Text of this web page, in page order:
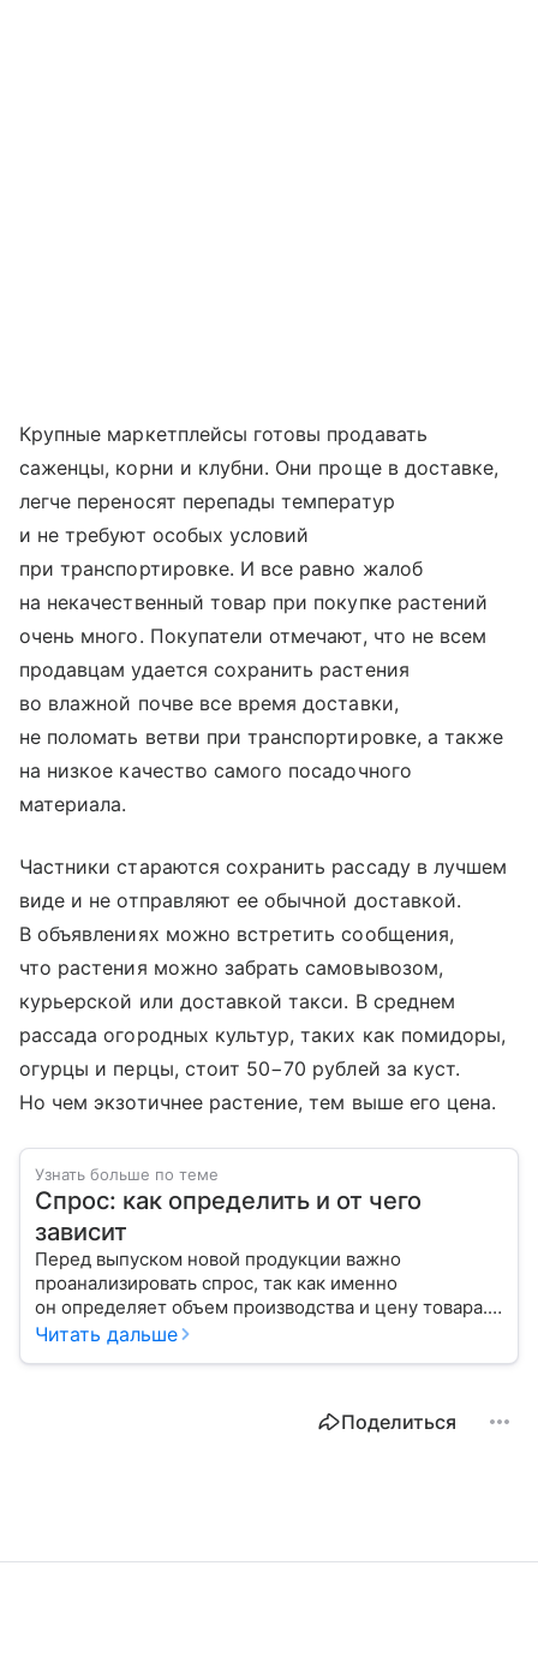
Крупные маркетплейсы готовы продавать
саженцы, корни и клубни. Они проще в доставке,
легче переносят перепады температур
и не требуют особых условий
при транспортировке. И все равно жалоб
на некачественный товар при покупке растений
очень много. Покупатели отмечают, что не всем
продавцам удается сохранить растения
во влажной почве все время доставки,
не поломать ветви при транспортировке, а также
на низкое качество самого посадочного
материала.
Частники стараются сохранить рассаду в лучшем
виде и не отправляют ее обычной доставкой.
В объявлениях можно встретить сообщения,
что растения можно забрать самовывозом,
курьерской или доставкой такси. В среднем
рассада огородных культур, таких как помидоры,
огурцы и перцы, стоит 50−70 рублей за куст.
Но чем экзотичнее растение, тем выше его цена.
Узнать больше по теме
Спрос: как определить и от чего
зависит
Перед выпуском новой продукции важно
проанализировать спрос, так как именно
он определяет объем производства и цену товара.
С помощью эксперта расскажем, как рассчитать
Читать дальше
Поделиться